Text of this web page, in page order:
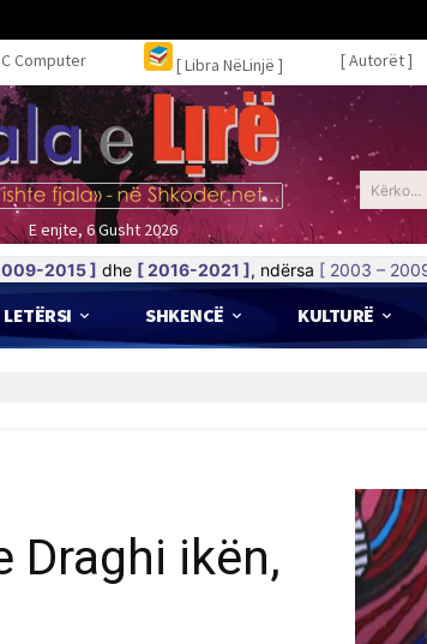
Computer [ Libra NëLinjë ] [ Autorët ]
E enjte, 6 Gusht 2026
Kërko...
2015 ] dhe [ 2016-2021 ], ndërsa [ 2003 –
LETËRSI SHKENCË KULTURË
Draghi ikën,